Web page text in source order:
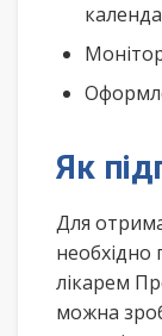
Як
Для
необхідно
лікарем
можна